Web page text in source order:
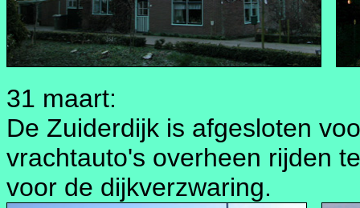
31 maart:
De Zuiderdijk is afgesloten
vrachtauto's overheen rijden
voor de dijkverzwaring.